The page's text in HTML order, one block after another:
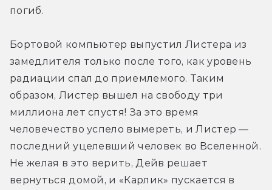
погиб.
Бортовой компьютер выпустил Листера из
замедлителя только после того, как уровень
радиации спал до приемлемого. Таким
образом, Листер вышел на свободу три
миллиона лет спустя! За это время
человечество успело вымереть, и Листер —
последний уцелевший человек во Вселенной.
Не желая в это верить, Дейв решает
вернуться домой, и «Карлик» пускается в